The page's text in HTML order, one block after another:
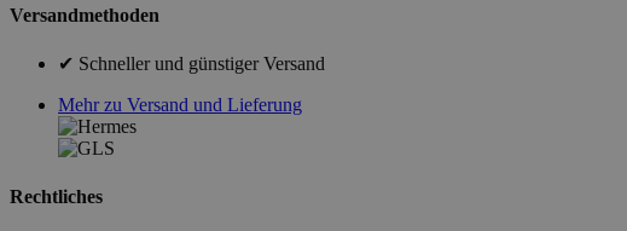
Versandmethoden
✔ Schneller und günstiger Versand
Mehr zu Versand und Lieferung
Rechtliches